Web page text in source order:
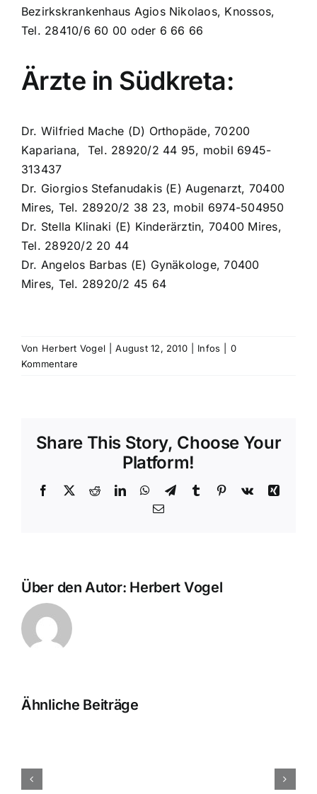
Bezirkskrankenhaus Agios Nikolaos, Knossos,
Tel. 28410/6 60 00 oder 6 66 66
Ärzte in Südkreta:
Dr. Wilfried Mache (D) Orthopäde, 70200
Kapariana, Tel. 28920/2 44 95, mobil 6945-
313437
Dr. Giorgios Stefanudakis (E) Augenarzt, 70400
Mires, Tel. 28920/2 38 23, mobil 6974-504950
Dr. Stella Klinaki (E) Kinderärztin, 70400 Mires,
Tel. 28920/2 20 44
Dr. Angelos Barbas (E) Gynäkologe, 70400
Mires, Tel. 28920/2 45 64
Von Herbert Vogel August 12, 2010 Infos
0
Kommentare
Share This Story, Choose Your
Platform!
Facebook
X RedditLinkedInWhatsApp
TelegramTumblr Pinterest
Vk
Xing
E-
Über den Autor: Herbert Vogel
Ähnliche Beiträge